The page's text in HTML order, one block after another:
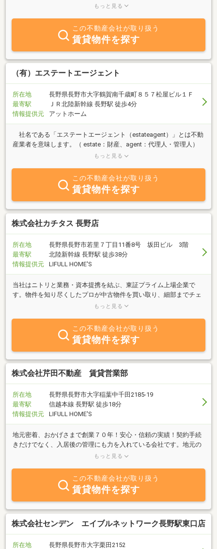
ト)」を組み合わせた造語です。皆様とじっくり会話をして、素敵な
ンションの査定・売買・仲介・買取・分譲、お住まいに関わるお手
伝いを幅広く行っております。又、不動産の有効活用の企画・提案
も承ります。是非、お気軽にお問合せ下さい。
もっと見る
この不動産会社が取り扱う
賃貸物件を探す
（有）エステートエージェント
所在地
長野県長野市大字鶴賀南千歳町８５７松屋ビル１Ｆ
最寄駅
ＪＲ北陸新幹線 長野駅 徒歩4分
情報提供元
アットホーム
社名である「エステートエージェント（estateagent）」とは不動
産業者を意味します。（ estate：財産、agent：代理人・管理人）
当社は、〈気軽に安心して相談できる不動産会社〉をモットーに、
利用、ならび管理・運用等のマネジメントを、お客様の様々なニー
ズに対応しながら、それら業務を遂行してまいります。 どうぞお
気軽にご相談ください。
もっと見る
この不動産会社が取り扱う
賃貸物件を探す
株式会社カチタス 長野店
所在地
長野県長野市若里７丁目11番8号 坂田ビル 3階
最寄駅
北陸新幹線 長野駅 徒歩38分
情報提供元
LIFULL HOME'S
当社はニトリと業務・資本提携を結ぶ、東証プライム上場企業で
す。物件を知り尽くしたプロが中古物件を買い取り、細部までチェ
ックし、自社規格に沿って丁寧にリフォームしているので、ご購入
もっと見る
この不動産会社が取り扱う
賃貸物件を探す
株式会社芹田不動産 賃貸営業部
所在地
長野県長野市大字稲葉中千田2185-19
最寄駅
信越本線 長野駅 徒歩18分
情報提供元
LIFULL HOME'S
地元密着、おかげさまで創業７０年！安心・信頼の実績！契約手続
きだけでなく、入居後の管理にも力を入れている会社です。地元の
大家様とも親密な関係性作りも大切にしておりますので安心してご
もっと見る
この不動産会社が取り扱う
賃貸物件を探す
株式会社センデン エイブルネットワーク長野駅東口店
所在地 長野県長野市大字栗田2152